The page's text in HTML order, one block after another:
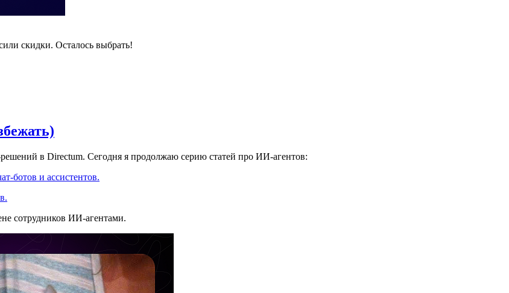
скидки. Осталось выбрать!
в Directum. Сегодня я продолжаю серию статей про ИИ-агентов:
ботов и ассистентов.
сотрудников ИИ-агентами.